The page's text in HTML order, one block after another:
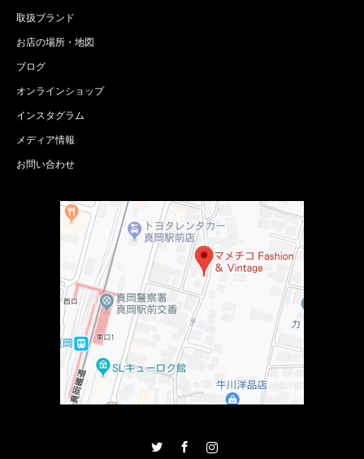
取扱ブランド
お店の場所・地図
ブログ
オンラインショップ
インスタグラム
メディア情報
お問い合わせ